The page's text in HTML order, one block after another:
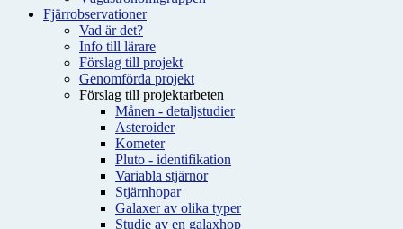
Fjärrobservationer
Vad är det?
Info till lärare
Förslag till projekt
Genomförda projekt
Förslag till projektarbeten
Månen - detaljstudier
Asteroider
Kometer
Pluto - identifikation
Variabla stjärnor
Stjärnhopar
Galaxer av olika typer
Studie av en galaxhop